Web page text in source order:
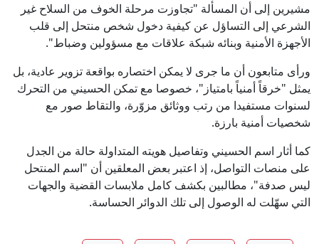
مشيرين إلى أن المسألة "تجاوزت مرحلة الخوف من السلاح غير
الشرعي إلى التساؤل عن كيفية دخول شخص منتحل إلى قلب
الأجهزة الأمنية وبنائه شبكة علاقات مع مسؤولين وضباط".
ورأى متابعون أن ما جرى لا يمكن اختصاره بواقعة تزوير عادية، بل
يمثل "خرقاً أمنياً بامتياز"، خصوصا مع تمكن الحسيني من التحرك
لسنوات مستفيدا من رتب ووثائق مزوّرة، والتقاط صور مع
شخصيات أمنية بارزة.
كما أثار اسم الحسيني وتفاصيل هويته المتداولة حالة من الجدل
على منصات التواصل، إذ اعتبر بعض المعلقين أن "اسم المنتحل
ليس صدفة"، مطالبين بكشف كامل ملابسات القضية والجهات
التي سهّلت له الوصول إلى تلك الدوائر الحساسة.